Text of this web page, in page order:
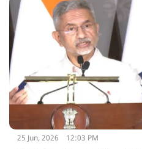
25 Jun, 2026 12:03 PM